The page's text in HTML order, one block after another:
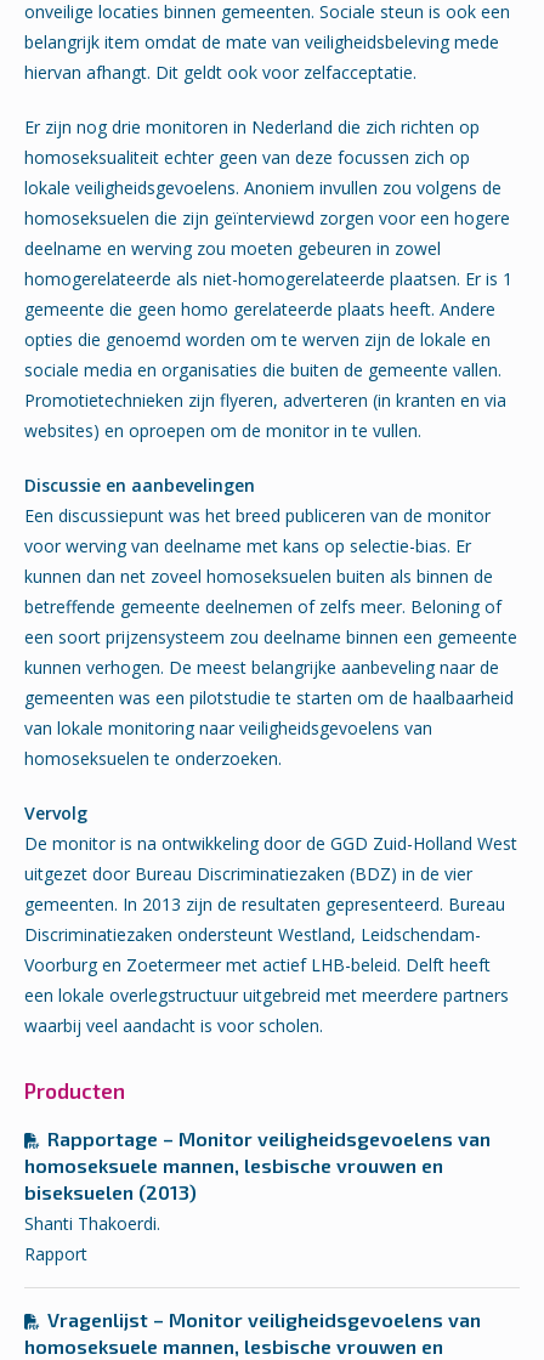
onveilige locaties binnen gemeenten. Sociale steun is ook een
belangrijk item omdat de mate van veiligheidsbeleving mede
hiervan afhangt. Dit geldt ook voor zelfacceptatie.
Er zijn nog drie monitoren in Nederland die zich richten op
homoseksualiteit echter geen van deze focussen zich op
lokale veiligheidsgevoelens. Anoniem invullen zou volgens de
homoseksuelen die zijn geïnterviewd zorgen voor een hogere
deelname en werving zou moeten gebeuren in zowel
homogerelateerde als niet-homogerelateerde plaatsen. Er is 1
gemeente die geen homo gerelateerde plaats heeft. Andere
opties die genoemd worden om te werven zijn de lokale en
sociale media en organisaties die buiten de gemeente vallen.
Promotietechnieken zijn flyeren, adverteren (in kranten en via
websites) en oproepen om de monitor in te vullen.
Discussie en aanbevelingen
Een discussiepunt was het breed publiceren van de monitor
voor werving van deelname met kans op selectie-bias. Er
kunnen dan net zoveel homoseksuelen buiten als binnen de
betreffende gemeente deelnemen of zelfs meer. Beloning of
een soort prijzensysteem zou deelname binnen een gemeente
kunnen verhogen. De meest belangrijke aanbeveling naar de
gemeenten was een pilotstudie te starten om de haalbaarheid
van lokale monitoring naar veiligheidsgevoelens van
homoseksuelen te onderzoeken.
Vervolg
De monitor is na ontwikkeling door de GGD Zuid-Holland West
uitgezet door Bureau Discriminatiezaken (BDZ) in de vier
gemeenten. In 2013 zijn de resultaten gepresenteerd. Bureau
Discriminatiezaken ondersteunt Westland, Leidschendam-
Voorburg en Zoetermeer met actief LHB-beleid. Delft heeft
een lokale overlegstructuur uitgebreid met meerdere partners
waarbij veel aandacht is voor scholen.
Producten
Rapportage – Monitor veiligheidsgevoelens van
homoseksuele mannen, lesbische vrouwen en
biseksuelen (2013)
Shanti Thakoerdi.
Rapport
Vragenlijst – Monitor veiligheidsgevoelens van
homoseksuele mannen, lesbische vrouwen en